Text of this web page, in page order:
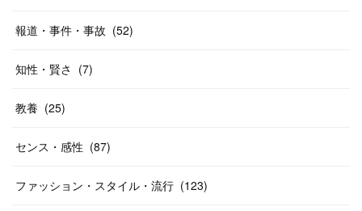
報道・事件・事故 (52)
知性・賢さ (7)
教養 (25)
センス・感性 (87)
ファッション・スタイル・流行 (123)